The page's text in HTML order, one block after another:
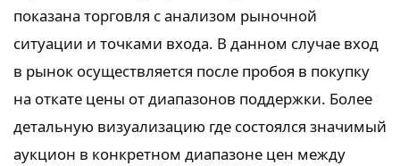
показана торговля с анализом рыночной
ситуации и точками входа. В данном случае вход
в рынок осуществляется после пробоя в покупку
на откате цены от диапазонов поддержки. Более
детальную визуализацию где состоялся значимый
аукцион в конкретном диапазоне цен между